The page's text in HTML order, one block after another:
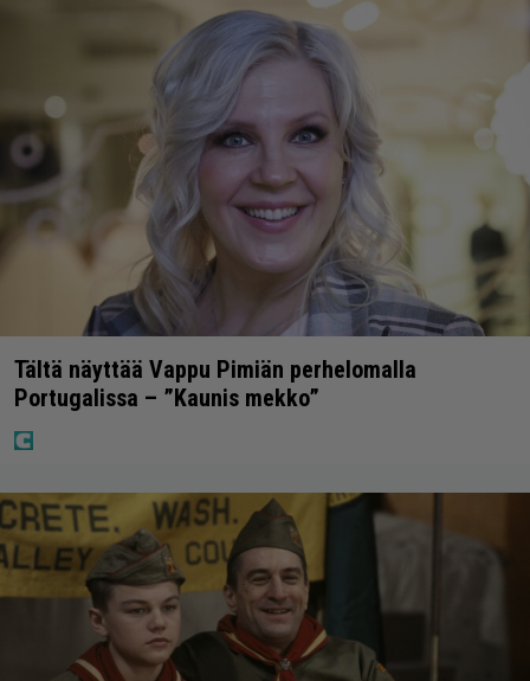
Tältä näyttää Vappu Pimiän perhelomalla
Portugalissa – ”Kaunis mekko”